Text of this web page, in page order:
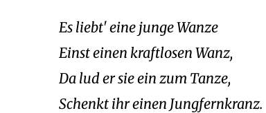
Es liebt' eine junge Wanze
Einst einen kraftlosen Wanz,
Da lud er sie ein zum Tanze,
Schenkt ihr einen Jungfernkranz.